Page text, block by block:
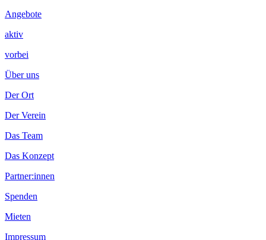
Angebote
aktiv
vorbei
Über uns
Der Ort
Der Verein
Das Team
Das Konzept
Partner:innen
Spenden
Mieten
Impressum